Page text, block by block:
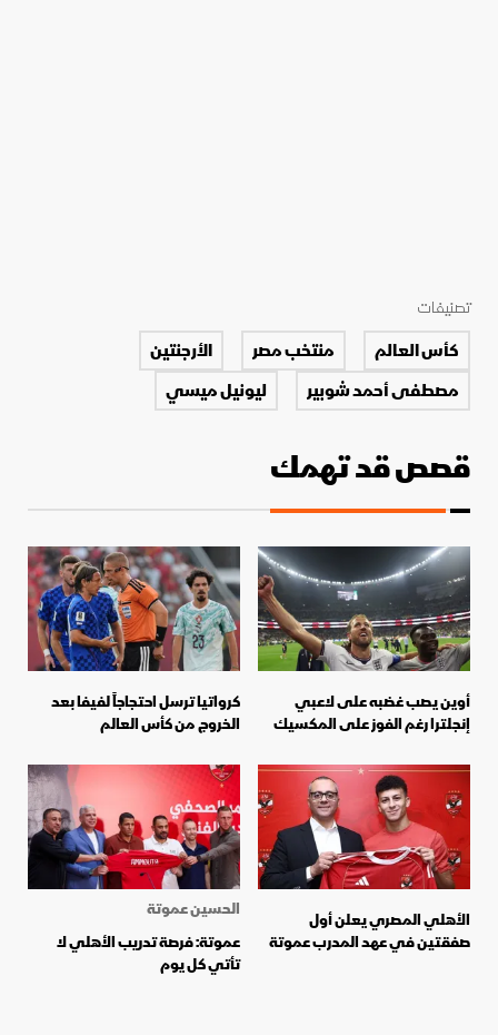
تصنيفات
كأس العالم منتخب مصر
الأرجنتين
مصطفى أحمد شوبير
ليونيل ميسي
قصص قد تهمك
أوين يصب غضبه على لاعبي
إنجلترا رغم الفوز على المكسيك
كرواتيا ترسل احتجاجاً لفيفا بعد
الخروج من كأس العالم
الأهلي المصري يعلن أول
صفقتين في عهد المدرب عموتة
الحسين عموتة
عموتة: فرصة تدريب الأهلي لا
تأتي كل يوم